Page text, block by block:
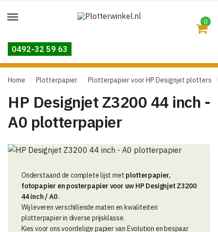
to
to
0
0492-32 59 63
Home / Plotterpapier / Plotterpapier voor HP Designjet plotters /
HP Designjet Z3200 44 inch -
A0 plotterpapier
Onderstaand de complete lijst met plotterpapier,
fotopapier en posterpapier voor uw HP Designjet Z3200
44 inch / A0.
Wij leveren verschillende maten en kwaliteiten
plotterpapier in diverse prijsklasse.
Kies voor ons voordelige papier van Evolution en bespaar